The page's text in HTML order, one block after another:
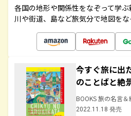
各国の地形や関係性をなぞって学ぶ
川や街道、島など旅気分で地図をな
今すぐ旅に出
のことばと絶
BOOKS 旅の名言＆
2022.11.18 発売